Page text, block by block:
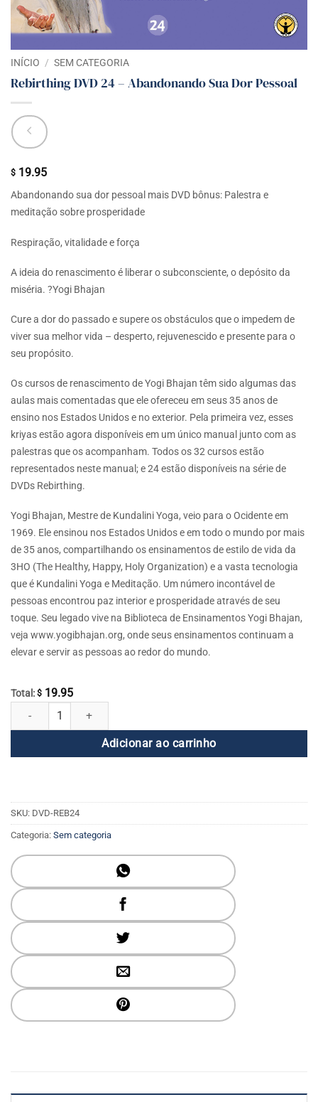
INÍCIO / SEM CATEGORIA
Rebirthing DVD 24 – Abandonando Sua Dor Pessoal
$ 19.95
Abandonando sua dor pessoal mais DVD bônus: Palestra e
meditação sobre prosperidade
Respiração, vitalidade e força
A ideia do renascimento é liberar o subconsciente, o depósito da
miséria. ?Yogi Bhajan
Cure a dor do passado e supere os obstáculos que o impedem de
viver sua melhor vida – desperto, rejuvenescido e presente para o
seu propósito.
Os cursos de renascimento de Yogi Bhajan têm sido algumas das
aulas mais comentadas que ele ofereceu em seus 35 anos de
ensino nos Estados Unidos e no exterior. Pela primeira vez, esses
kriyas estão agora disponíveis em um único manual junto com as
palestras que os acompanham. Todos os 32 cursos estão
representados neste manual; e 24 estão disponíveis na série de
DVDs Rebirthing.
Yogi Bhajan, Mestre de Kundalini Yoga, veio para o Ocidente em
1969. Ele ensinou nos Estados Unidos e em todo o mundo por mais
de 35 anos, compartilhando os ensinamentos de estilo de vida da
3HO (The Healthy, Happy, Holy Organization) e a vasta tecnologia
que é Kundalini Yoga e Meditação. Um número incontável de
pessoas encontrou paz interior e prosperidade através de seu
toque. Seu legado vive na Biblioteca de Ensinamentos Yogi Bhajan,
veja www.yogibhajan.org, onde seus ensinamentos continuam a
elevar e servir as pessoas ao redor do mundo.
Total: $ 19.95
Rebirthing DVD 24 - Abandonando Sua Dor Pessoal quantidade
Adicionar ao carrinho
SKU: DVD-REB24
Categoria: Sem categoria